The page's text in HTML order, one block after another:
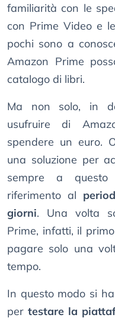
familiarità con le
con Prime Video e
pochi sono a
Amazon Prime
catalogo di libri.
Ma non solo, in
usufruire di
spendere un euro.
una soluzione per
sempre a questo
riferimento al
giorni. Una volta
Prime, infatti, il
pagare solo una
tempo.
In questo modo si
pertestare la